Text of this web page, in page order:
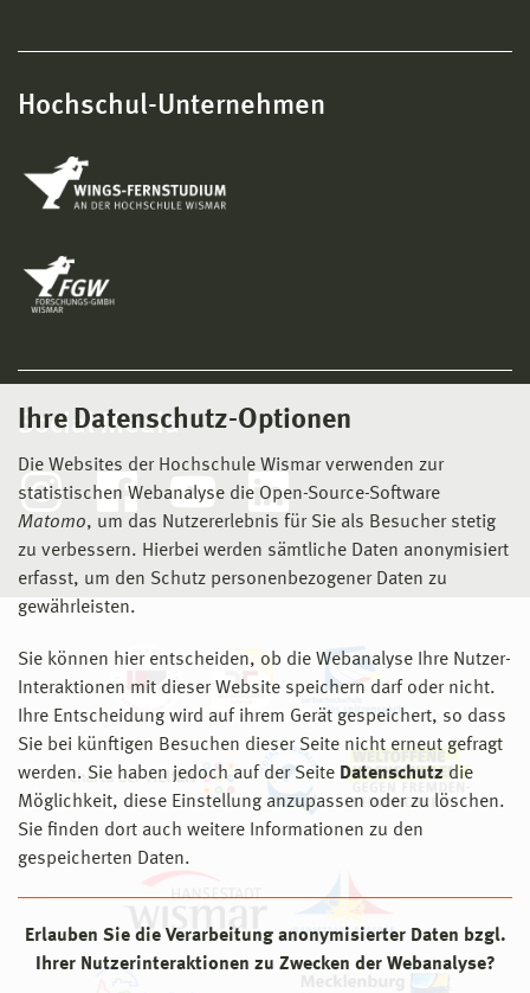
Ihre Datenschutz-Optionen
Die Websites der Hochschule Wismar verwenden zur
statistischen Webanalyse die Open-Source-Software
Matomo, um das Nutzererlebnis für Sie als Besucher stetig
zu verbessern. Hierbei werden sämtliche Daten anonymisiert
erfasst, um den Schutz personenbezogener Daten zu
gewährleisten.
Sie können hier entscheiden, ob die Webanalyse Ihre Nutzer-
Interaktionen mit dieser Website speichern darf oder nicht.
Ihre Entscheidung wird auf ihrem Gerät gespeichert, so dass
Sie bei künftigen Besuchen dieser Seite nicht erneut gefragt
werden. Sie haben jedoch auf der Seite Datenschutz die
Möglichkeit, diese Einstellung anzupassen oder zu löschen.
Sie finden dort auch weitere Informationen zu den
gespeicherten Daten.
Erlauben Sie die Verarbeitung anonymisierter Daten bzgl.
Ihrer Nutzerinteraktionen zu Zwecken der Webanalyse?
Hochschul-Unternehmen
Social Media